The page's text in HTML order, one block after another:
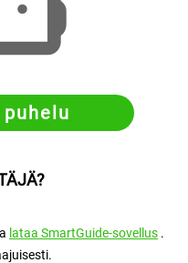
lataa SmartGuide-sovellus .